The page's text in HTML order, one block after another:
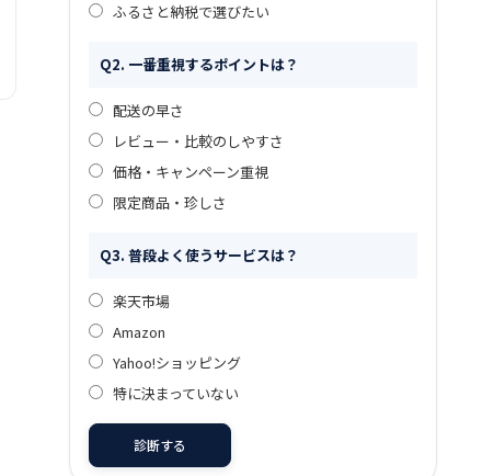
ふるさと納税で選びたい
Q2. 一番重視するポイントは？
配送の早さ
レビュー・比較のしやすさ
価格・キャンペーン重視
限定商品・珍しさ
Q3. 普段よく使うサービスは？
楽天市場
Amazon
Yahoo!ショッピング
特に決まっていない
診断する